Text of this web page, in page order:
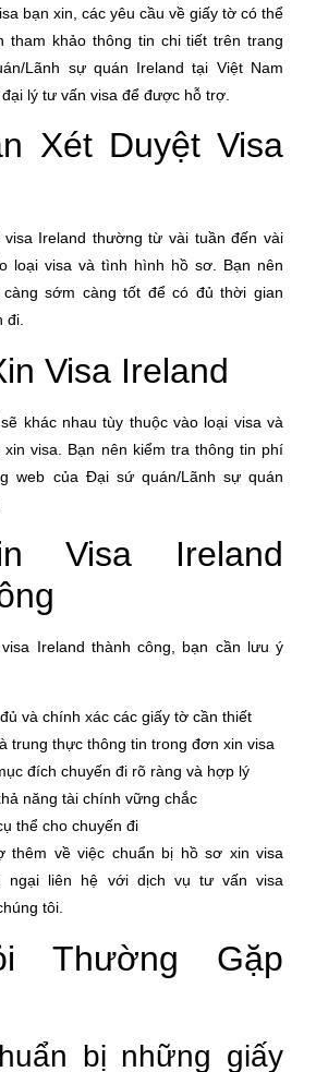
bạn xin, các yêu cầu về giấy tờ có thể
tham khảo thông tin chi tiết trên trang
Lãnh sự quán Ireland tại Việt Nam
lý tư vấn visa để được hỗ trợ.
Xét Duyệt Visa
Ireland thường từ vài tuần đến vài
loại visa và tình hình hồ sơ. Bạn nên
sớm càng tốt để có đủ thời gian
đi.
Visa Ireland
khác nhau tùy thuộc vào loại visa và
visa. Bạn nên kiểm tra thông tin phí
web của Đại sứ quán/Lãnh sự quán
Visa Ireland
Ireland thành công, bạn cần lưu ý
và chính xác các giấy tờ cần thiết
trung thực thông tin trong đơn xin visa
đích chuyến đi rõ ràng và hợp lý
năng tài chính vững chắc
thể cho chuyến đi
thêm về việc chuẩn bị hồ sơ xin visa
ngại liên hệ với dịch vụ tư vấn visa
tôi.
Thường Gặp
bị những giấy